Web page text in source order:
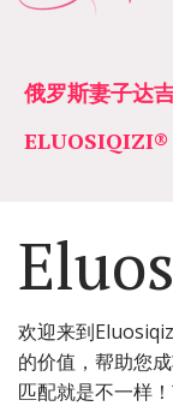
俄罗斯妻子达
ELUOSIQIZI®
欢迎来到
的价值，帮助您
匹配就是不一样